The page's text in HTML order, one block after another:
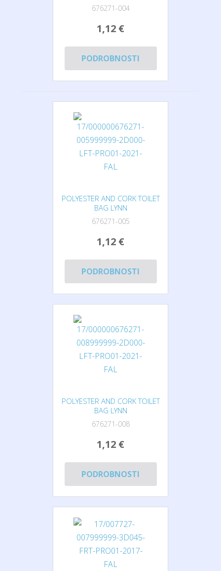
676271-004
1,12 €
PODROBNOSTI
POLYESTER AND CORK TOILET
BAG LYNN
676271-005
1,12 €
PODROBNOSTI
POLYESTER AND CORK TOILET
BAG LYNN
676271-008
1,12 €
PODROBNOSTI